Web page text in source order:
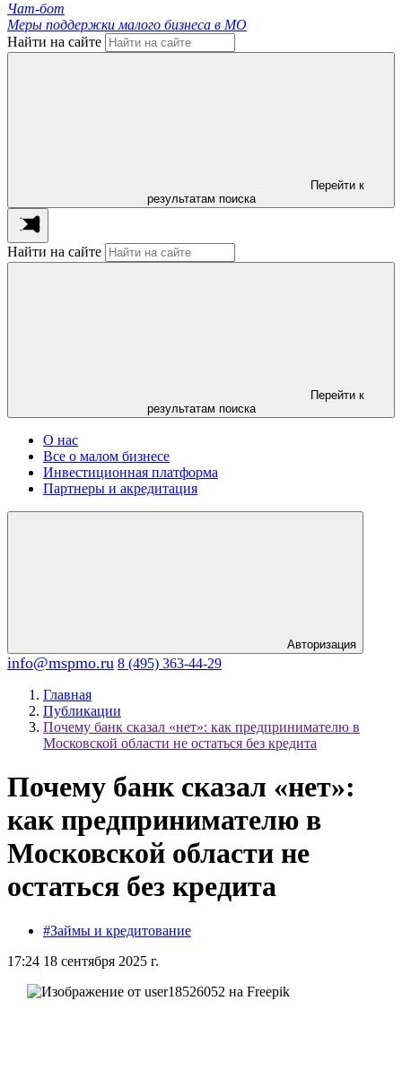
Чат-бот
Меры поддержки малого бизнеса в МО
Найти на сайте
Перейти к
результатам поиска
Найти на сайте
Перейти к
результатам поиска
О нас
Все о малом бизнесе
Инвестиционная платформа
Партнеры и акредитация
Авторизация
info@mspmo.ru 8 (495) 363-44-29
Главная
Публикации
Почему банк сказал «нет»: как предпринимателю в
Московской области не остаться без кредита
Почему банк сказал «нет»:
как предпринимателю в
Московской области не
остаться без кредита
#Займы и кредитование
17:24 18 сентября 2025 г.